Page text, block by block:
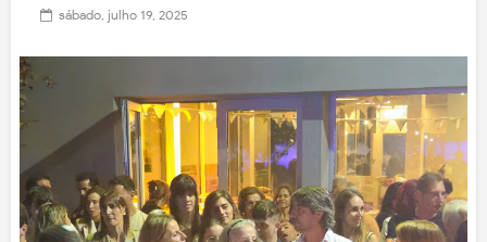
sábado, julho 19, 2025